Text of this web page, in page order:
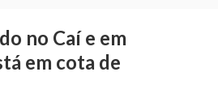
no Caí e em
em cota de